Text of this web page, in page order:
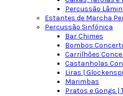
Percussão
Estantes de Marcha
Percussão Sinfónica
Bar Chimes
Bombos
Carrilhões
Castanholas
Liras |
Marimbas
Pratos e Gongs |